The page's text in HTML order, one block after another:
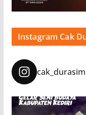
Instagram Cak
cak_durasim